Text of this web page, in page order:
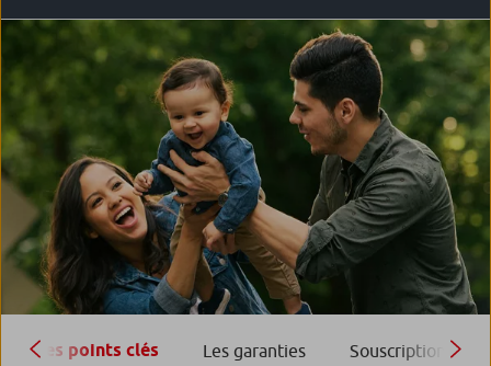
Les points clés Les garanties Souscription